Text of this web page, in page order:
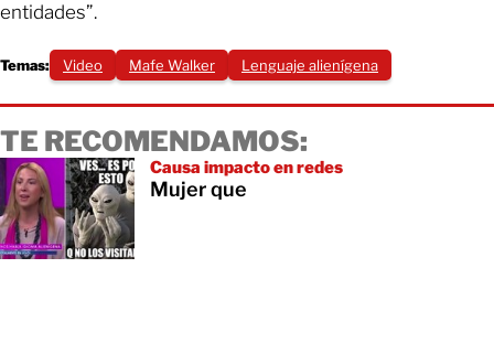
entidades”.
Temas: Video Mafe Walker Lenguaje alienígena
TE RECOMENDAMOS:
Causa impacto en redes
Mujer que